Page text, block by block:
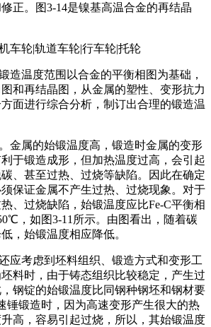
正。图3-14是镍基高温合金的再结晶
温度范围以合金的平衡相图为基础，
和再结晶图，从金属的塑性、变形抗力
面进行综合分析，制订出合理的锻造温
属的始锻温度高，锻造时金属的变形
于锻造成形，但加热温度过高，会引起
、甚至过热、过烧等缺陷。因此在确定
保证金属不产生过热、过烧现象。对于
、过烧缺陷，始锻温度应比Fe-C平衡相
，如图3-11所示。由图看出，随着碳
，始锻温度相应降低。
考虑到坯料组织、锻造方式和变形工
料时，由于铸态组织比较稳定，产生过
钢锭的始锻温度比同钢种钢坯和钢材要
锤锻造时，因为高速变形产生很大的热
高，容易引起过烧，所以，其始锻温度